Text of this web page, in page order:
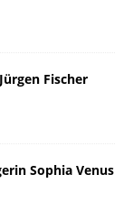
Fischer
Sophia Venus